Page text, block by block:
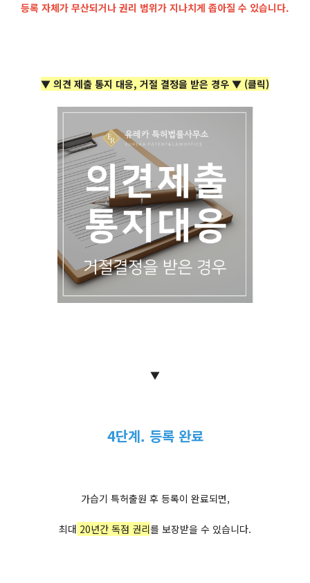
등록 자체가 무산되거나 권리 범위가 지나치게 좁아질 수 있습니다.
▼ 의견 제출 통지 대응, 거절 결정을 받은 경우 ▼ (클릭)
▼
4단계. 등록 완료
가습기 특허출원 후 등록이 완료되면,
최대 20년간 독점 권리를 보장받을 수 있습니다.